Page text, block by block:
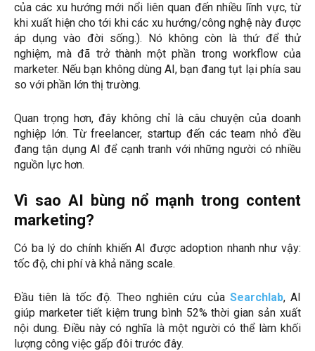
của các xu hướng mới nổi liên quan đến nhiều lĩnh vực, từ
khi xuất hiện cho tới khi các xu hướng/công nghệ này được
áp dụng vào đời sống.). Nó không còn là thứ để thử
nghiệm, mà đã trở thành một phần trong workflow của
marketer. Nếu bạn không dùng AI, bạn đang tụt lại phía sau
so với phần lớn thị trường.
Quan trọng hơn, đây không chỉ là câu chuyện của doanh
nghiệp lớn. Từ freelancer, startup đến các team nhỏ đều
đang tận dụng AI để cạnh tranh với những người có nhiều
nguồn lực hơn.
Vì sao AI bùng nổ mạnh trong content
marketing?
Có ba lý do chính khiến AI được adoption nhanh như vậy:
tốc độ, chi phí và khả năng scale.
Đầu tiên là tốc độ. Theo nghiên cứu của Searchlab, AI
giúp marketer tiết kiệm trung bình 52% thời gian sản xuất
nội dung. Điều này có nghĩa là một người có thể làm khối
lượng công việc gấp đôi trước đây.